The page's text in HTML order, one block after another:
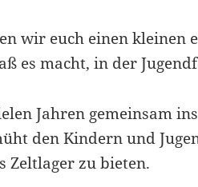
wir euch einen kleinen
es macht, in der
Jahren gemeinsam
den Kindern und
Zeltlager zu bieten.